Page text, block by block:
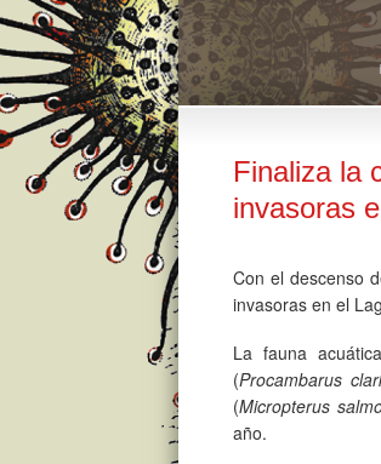
Finaliza la
invasoras
Con el descenso
invasoras en el
La fauna
(Procambarus
(Micropterus
año.